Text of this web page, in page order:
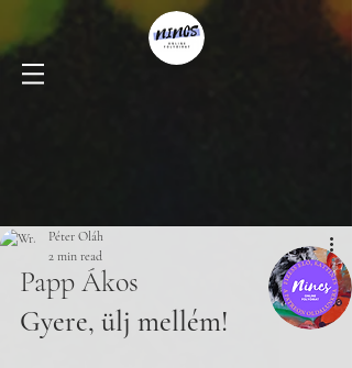
Péter Oláh
2 min read
Papp Ákos
Gyere, ülj mellém!